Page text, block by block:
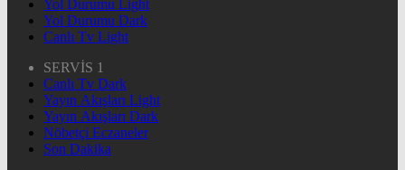
Yol Durumu Light
Yol Durumu Dark
Canlı Tv Light
SERVİS 1
Canlı Tv Dark
Yayın Akışları Light
Yayın Akışları Dark
Nöbetçi Eczaneler
Son Dakika